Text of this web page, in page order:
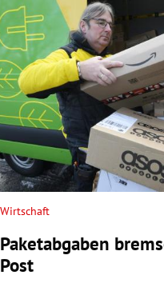
Wirtschaft
Paketabgaben
Post